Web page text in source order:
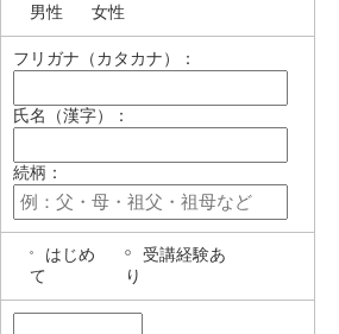
男性 女性
フリガナ（カタカナ）：
氏名（漢字）：
続柄：
はじめ
て
受講経験あ
り